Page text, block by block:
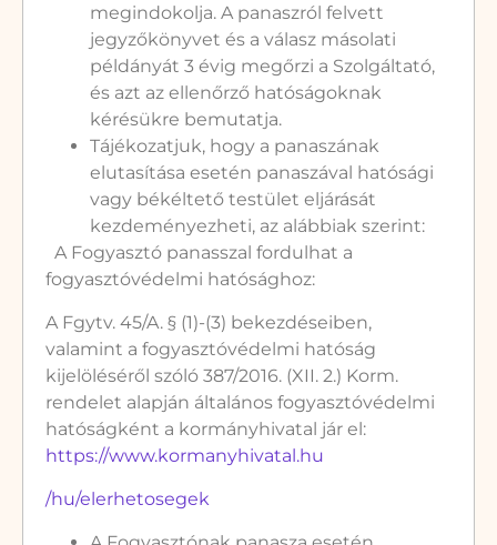
megindokolja. A panaszról felvett
jegyzőkönyvet és a válasz másolati
példányát 3 évig megőrzi a Szolgáltató,
és azt az ellenőrző hatóságoknak
kérésükre bemutatja.
Tájékozatjuk, hogy a panaszának
elutasítása esetén panaszával hatósági
vagy békéltető testület eljárását
kezdeményezheti, az alábbiak szerint:
A Fogyasztó panasszal fordulhat a
fogyasztóvédelmi hatósághoz:
A Fgytv. 45/A. § (1)-(3) bekezdéseiben,
valamint a fogyasztóvédelmi hatóság
kijelöléséről szóló 387/2016. (XII. 2.) Korm.
rendelet alapján általános fogyasztóvédelmi
hatóságként a kormányhivatal jár el:
https://www.kormanyhivatal.hu
/hu/elerhetosegek